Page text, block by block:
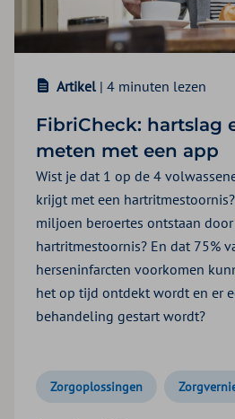
Artikel | 4 minuten lezen
FibriCheck: hartslag
meten met een app
Wist je dat 1 op de 4
krijgt met een
miljoen beroertes ontstaan door
hartritmestoornis? En dat 75%
herseninfarcten voorkomen
het op tijd ontdekt wordt en er
behandeling gestart wordt?
Zorgoplossingen